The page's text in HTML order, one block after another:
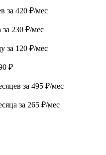
за 420 ₽/мес
за 230 ₽/мес
за 120 ₽/мес
₽
за 495 ₽/мес
за 265 ₽/мес